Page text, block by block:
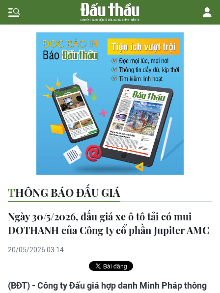
THÔNG BÁO ĐẤU GIÁ
Ngày 30/5/2026, đấu giá xe ô tô tải có mui
DOTHANH của Công ty cổ phần Jupiter AMC
20/05/2026 03:14
(BĐT) - Công ty Đấu giá hợp danh Minh Pháp thông